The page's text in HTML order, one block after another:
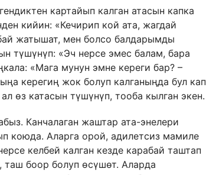
картайып калган атасын капка
кийин: «Кечирип кой ата, жагдай
жатышат, мен болсо балдарымды
түшүнүп: «Эч нерсе эмес балам, бара
«Мага мунун эмне кереги бар? –
керегиң жок болуп калганыңда бул кап
өз катасын түшүнүп, тооба кылган экен.
Канчалаган жаштар ата-энелери
коюда. Аларга орой, адилетсиз мамиле
келбей калган кезде карабай таштап
таш боор болуп өсүшөт. Аларда